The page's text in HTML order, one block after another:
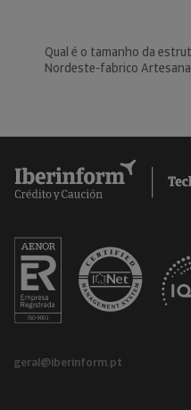
Qual é o tamanho da
Nordeste-fabrico
geral@iberinform.pt